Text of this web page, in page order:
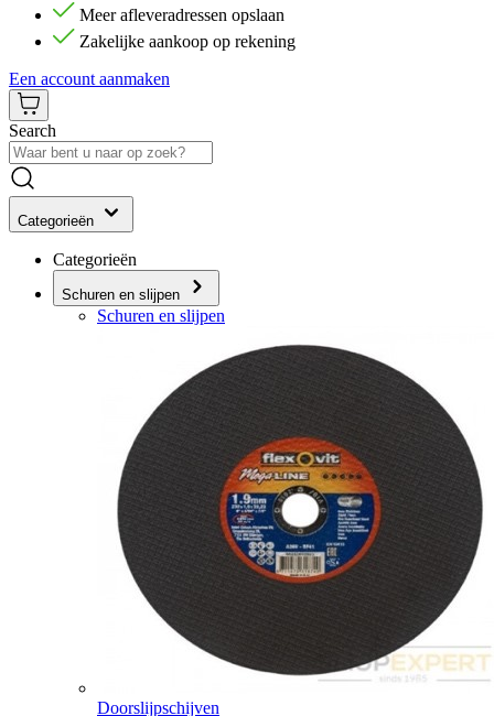
Meer afleveradressen opslaan
Zakelijke aankoop op rekening
Een account aanmaken
Search
Categorieën
Categorieën
Schuren en slijpen
Schuren en slijpen
Doorslijpschijven